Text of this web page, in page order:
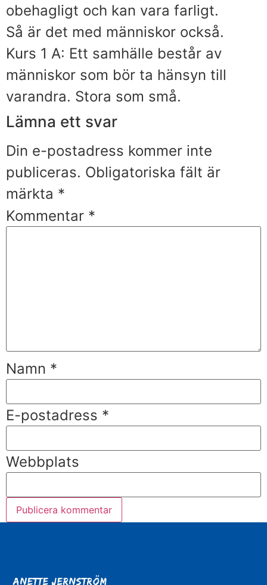
obehagligt och kan vara farligt.
Så är det med människor också.
Kurs 1 A: Ett samhälle består av
människor som bör ta hänsyn till
varandra. Stora som små.
Lämna ett svar
Din e-postadress kommer inte
publiceras. Obligatoriska fält är
märkta *
Kommentar *
Namn *
E-postadress *
Webbplats
Anette Jernström